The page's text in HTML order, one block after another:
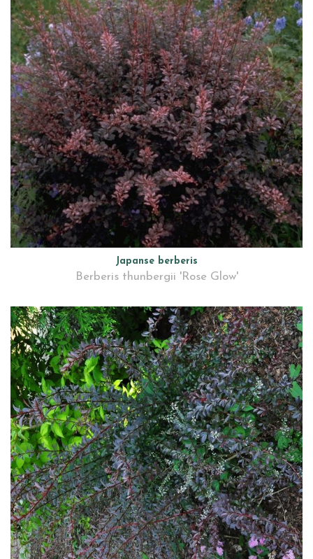
Japanse berberis
Berberis thunbergii 'Rose Glow'